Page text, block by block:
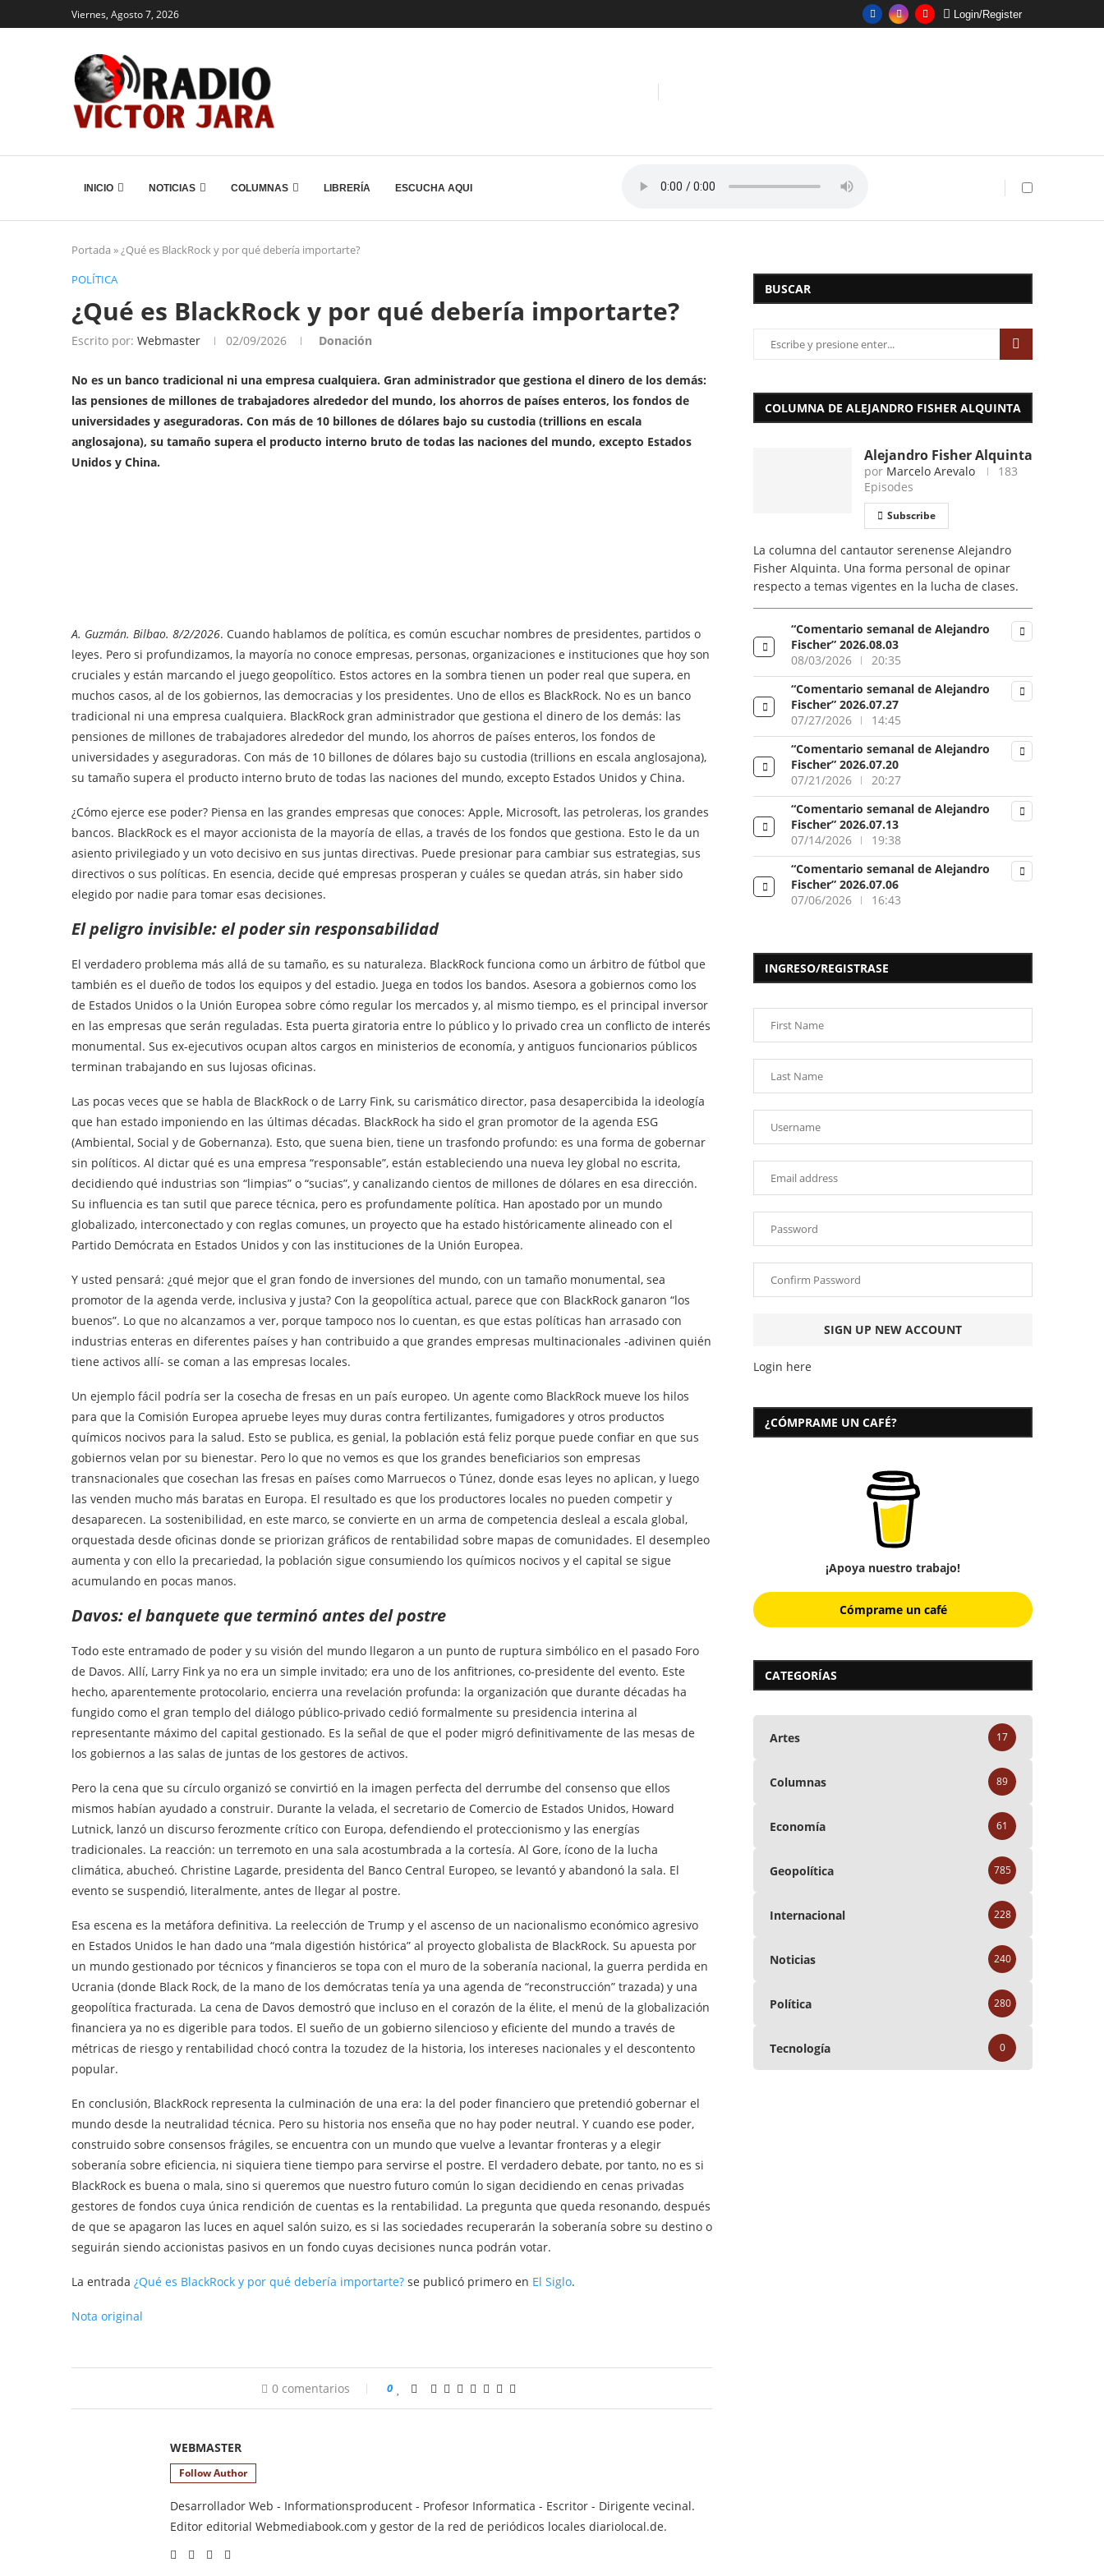
Viernes, Agosto 7, 2026 Login/Register
INICIO NOTICIAS COLUMNAS LIBRERÍA ESCUCHA AQUI
Portada »¿Qué es BlackRock y por qué debería importarte?
POLÍTICA
¿Qué es BlackRock y por qué debería importarte?
Escrito por: Webmaster 02/09/2026 Donación
No es un banco tradicional ni una empresa cualquiera. Gran administrador que gestiona el dinero de los demás:
las pensiones de millones de trabajadores alrededor del mundo, los ahorros de países enteros, los fondos de
universidades y aseguradoras. Con más de 10 billones de dólares bajo su custodia (trillions en escala
anglosajona), su tamaño supera el producto interno bruto de todas las naciones del mundo, excepto Estados
Unidos y China.
A. Guzmán. Bilbao. 8/2/2026. Cuando hablamos de política, es común escuchar nombres de presidentes, partidos o
leyes. Pero si profundizamos, la mayoría no conoce empresas, personas, organizaciones e instituciones que hoy son
cruciales y están marcando el juego geopolítico. Estos actores en la sombra tienen un poder real que supera, en
muchos casos, al de los gobiernos, las democracias y los presidentes. Uno de ellos es BlackRock. No es un banco
tradicional ni una empresa cualquiera. BlackRock gran administrador que gestiona el dinero de los demás: las
pensiones de millones de trabajadores alrededor del mundo, los ahorros de países enteros, los fondos de
universidades y aseguradoras. Con más de 10 billones de dólares bajo su custodia (trillions en escala anglosajona),
su tamaño supera el producto interno bruto de todas las naciones del mundo, excepto Estados Unidos y China.
¿Cómo ejerce ese poder? Piensa en las grandes empresas que conoces: Apple, Microsoft, las petroleras, los grandes
bancos. BlackRock es el mayor accionista de la mayoría de ellas, a través de los fondos que gestiona. Esto le da un
asiento privilegiado y un voto decisivo en sus juntas directivas. Puede presionar para cambiar sus estrategias, sus
directivos o sus políticas. En esencia, decide qué empresas prosperan y cuáles se quedan atrás, sin haber sido
elegido por nadie para tomar esas decisiones.
El peligro invisible: el poder sin responsabilidad
El verdadero problema más allá de su tamaño, es su naturaleza. BlackRock funciona como un árbitro de fútbol que
también es el dueño de todos los equipos y del estadio. Juega en todos los bandos. Asesora a gobiernos como los
de Estados Unidos o la Unión Europea sobre cómo regular los mercados y, al mismo tiempo, es el principal inversor
en las empresas que serán reguladas. Esta puerta giratoria entre lo público y lo privado crea un conflicto de interés
monumental. Sus ex-ejecutivos ocupan altos cargos en ministerios de economía, y antiguos funcionarios públicos
terminan trabajando en sus lujosas oficinas.
Las pocas veces que se habla de BlackRock o de Larry Fink, su carismático director, pasa desapercibida la ideología
que han estado imponiendo en las últimas décadas. BlackRock ha sido el gran promotor de la agenda ESG
(Ambiental, Social y de Gobernanza). Esto, que suena bien, tiene un trasfondo profundo: es una forma de gobernar
sin políticos. Al dictar qué es una empresa “responsable”, están estableciendo una nueva ley global no escrita,
decidiendo qué industrias son “limpias” o “sucias”, y canalizando cientos de millones de dólares en esa dirección.
Su influencia es tan sutil que parece técnica, pero es profundamente política. Han apostado por un mundo
globalizado, interconectado y con reglas comunes, un proyecto que ha estado históricamente alineado con el
Partido Demócrata en Estados Unidos y con las instituciones de la Unión Europea.
Y usted pensará: ¿qué mejor que el gran fondo de inversiones del mundo, con un tamaño monumental, sea
promotor de la agenda verde, inclusiva y justa? Con la geopolítica actual, parece que con BlackRock ganaron “los
buenos”. Lo que no alcanzamos a ver, porque tampoco nos lo cuentan, es que estas políticas han arrasado con
industrias enteras en diferentes países y han contribuido a que grandes empresas multinacionales -adivinen quién
tiene activos allí- se coman a las empresas locales.
Un ejemplo fácil podría ser la cosecha de fresas en un país europeo. Un agente como BlackRock mueve los hilos
para que la Comisión Europea apruebe leyes muy duras contra fertilizantes, fumigadores y otros productos
químicos nocivos para la salud. Esto se publica, es genial, la población está feliz porque puede confiar en que sus
gobiernos velan por su bienestar. Pero lo que no vemos es que los grandes beneficiarios son empresas
transnacionales que cosechan las fresas en países como Marruecos o Túnez, donde esas leyes no aplican, y luego
las venden mucho más baratas en Europa. El resultado es que los productores locales no pueden competir y
desaparecen. La sostenibilidad, en este marco, se convierte en un arma de competencia desleal a escala global,
orquestada desde oficinas donde se priorizan gráficos de rentabilidad sobre mapas de comunidades. El desempleo
aumenta y con ello la precariedad, la población sigue consumiendo los químicos nocivos y el capital se sigue
acumulando en pocas manos.
Davos: el banquete que terminó antes del postre
Todo este entramado de poder y su visión del mundo llegaron a un punto de ruptura simbólico en el pasado Foro
de Davos. Allí, Larry Fink ya no era un simple invitado; era uno de los anfitriones, co-presidente del evento. Este
hecho, aparentemente protocolario, encierra una revelación profunda: la organización que durante décadas ha
fungido como el gran templo del diálogo público-privado cedió formalmente su presidencia interina al
representante máximo del capital gestionado. Es la señal de que el poder migró definitivamente de las mesas de
los gobiernos a las salas de juntas de los gestores de activos.
Pero la cena que su círculo organizó se convirtió en la imagen perfecta del derrumbe del consenso que ellos
mismos habían ayudado a construir. Durante la velada, el secretario de Comercio de Estados Unidos, Howard
Lutnick, lanzó un discurso ferozmente crítico con Europa, defendiendo el proteccionismo y las energías
tradicionales. La reacción: un terremoto en una sala acostumbrada a la cortesía. Al Gore, ícono de la lucha
climática, abucheó. Christine Lagarde, presidenta del Banco Central Europeo, se levantó y abandonó la sala. El
evento se suspendió, literalmente, antes de llegar al postre.
Esa escena es la metáfora definitiva. La reelección de Trump y el ascenso de un nacionalismo económico agresivo
en Estados Unidos le han dado una “mala digestión histórica” al proyecto globalista de BlackRock. Su apuesta por
un mundo gestionado por técnicos y financieros se topa con el muro de la soberanía nacional, la guerra perdida en
Ucrania (donde Black Rock, de la mano de los demócratas tenía ya una agenda de “reconstrucción” trazada) y una
geopolítica fracturada. La cena de Davos demostró que incluso en el corazón de la élite, el menú de la globalización
financiera ya no es digerible para todos. El sueño de un gobierno silencioso y eficiente del mundo a través de
métricas de riesgo y rentabilidad chocó contra la tozudez de la historia, los intereses nacionales y el descontento
popular.
En conclusión, BlackRock representa la culminación de una era: la del poder financiero que pretendió gobernar el
mundo desde la neutralidad técnica. Pero su historia nos enseña que no hay poder neutral. Y cuando ese poder,
construido sobre consensos frágiles, se encuentra con un mundo que vuelve a levantar fronteras y a elegir
soberanía sobre eficiencia, ni siquiera tiene tiempo para servirse el postre. El verdadero debate, por tanto, no es si
BlackRock es buena o mala, sino si queremos que nuestro futuro común lo sigan decidiendo en cenas privadas
gestores de fondos cuya única rendición de cuentas es la rentabilidad. La pregunta que queda resonando, después
de que se apagaron las luces en aquel salón suizo, es si las sociedades recuperarán la soberanía sobre su destino o
seguirán siendo accionistas pasivos en un fondo cuyas decisiones nunca podrán votar.
La entrada ¿Qué es BlackRock y por qué debería importarte? se publicó primero en El Siglo.
Nota original
0 comentarios 0
WEBMASTER
Follow Author
Desarrollador Web - Informationsproducent - Profesor Informatica - Escritor - Dirigente vecinal.
Editor editorial Webmediabook.com y gestor de la red de periódicos locales diariolocal.de.
BUSCAR
COLUMNA DE ALEJANDRO FISHER ALQUINTA
Alejandro Fisher Alquinta
por Marcelo Arevalo
183
Episodes
Subscribe
La columna del cantautor serenense Alejandro
Fisher Alquinta. Una forma personal de opinar
respecto a temas vigentes en la lucha de clases.
“Comentario semanal de Alejandro
Fischer” 2026.08.03
08/03/2026
20:35
“Comentario semanal de Alejandro
Fischer” 2026.07.27
07/27/2026
14:45
“Comentario semanal de Alejandro
Fischer” 2026.07.20
07/21/2026
20:27
“Comentario semanal de Alejandro
Fischer” 2026.07.13
07/14/2026
19:38
“Comentario semanal de Alejandro
Fischer” 2026.07.06
07/06/2026
16:43
INGRESO/REGISTRASE
Login here
¿CÓMPRAME UN CAFÉ?
¡Apoya nuestro trabajo!
Cómprame un café
CATEGORÍAS
Artes 17
Columnas 89
Economía 61
Geopolítica 785
Internacional 228
Noticias 240
Política 280
Tecnología 0